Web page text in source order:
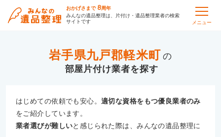
おかげさまで 8周年
みんなの遺品整理は、片付け・遺品整理業者の検索
サイトです
メニュー
岩手県九戸郡軽米町 の
部屋片付け
はじめての依頼でも安心。適切な資格をもつ優良業者のみ
をご紹介しています。
業者選びが難しいと感じられた際は、みんなの遺品整理に